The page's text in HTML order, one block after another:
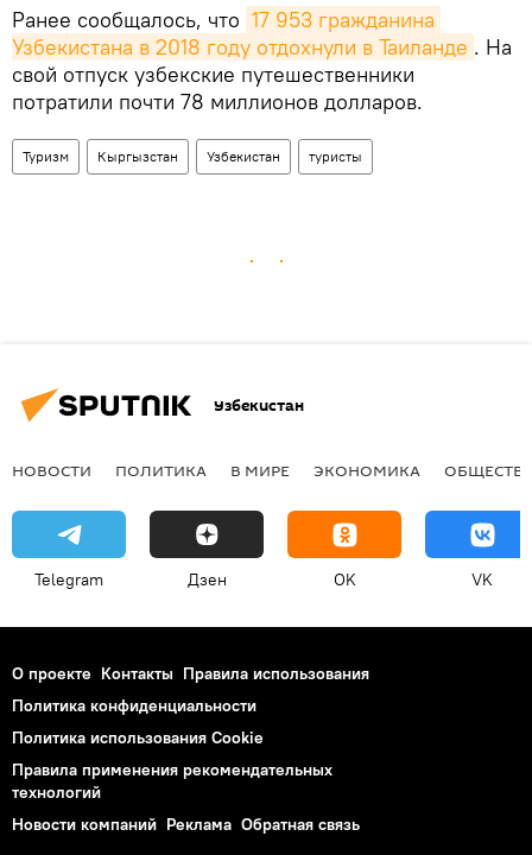
Ранее сообщалось, что 17 953 гражданина
Узбекистана в 2018 году отдохнули в Таиланде . На
свой отпуск узбекские путешественники
потратили почти 78 миллионов долларов.
Туризм Кыргызстан Узбекистан туристы
Узбекистан
НОВОСТИ ПОЛИТИКА В МИРЕ ЭКОНОМИКА
Telegram Дзен OK VK
О проекте Контакты Правила использования
Политика конфиденциальности
Политика использования Cookie
Правила применения рекомендательных
технологий
Новости компаний Реклама Обратная связь